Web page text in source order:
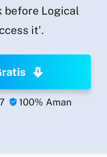
before Logical
it'.
 100% Aman